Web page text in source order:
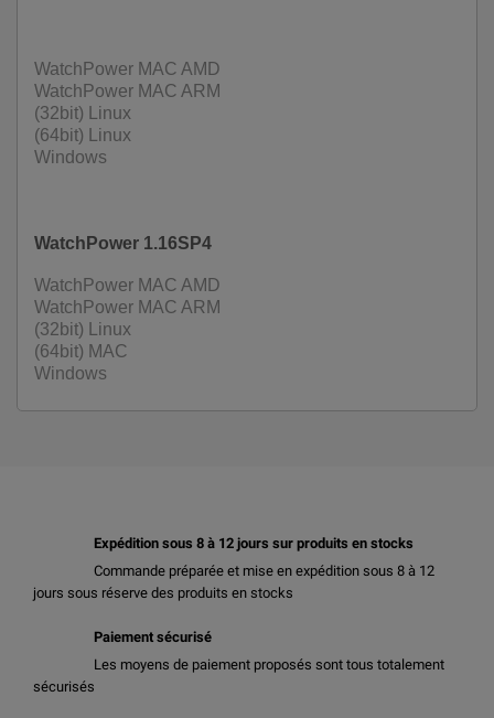
WatchPower MAC AMD
WatchPower MAC ARM
(32bit) Linux
(64bit) Linux
Windows
WatchPower 1.16SP4
WatchPower MAC AMD
WatchPower MAC ARM
(32bit) Linux
(64bit) MAC
Windows
Expédition sous 8 à 12 jours sur produits en stocks
Commande préparée et mise en expédition sous 8 à 12
jours sous réserve des produits en stocks
Paiement sécurisé
Les moyens de paiement proposés sont tous totalement
sécurisés